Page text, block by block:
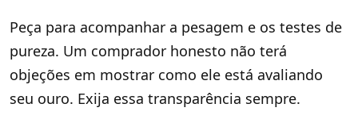
Peça para acompanhar a pesagem e os testes de
pureza. Um comprador honesto não terá
objeções em mostrar como ele está avaliando
seu ouro. Exija essa transparência sempre.